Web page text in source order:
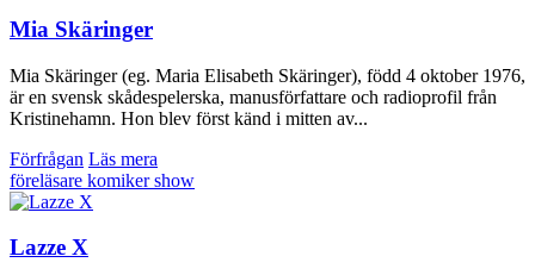
Mia Skäringer
Mia Skäringer (eg. Maria Elisabeth Skäringer), född 4 oktober 1976,
är en svensk skådespelerska, manusförfattare och radioprofil från
Kristinehamn. Hon blev först känd i mitten av...
Förfrågan Läs mera
föreläsare komikershow
Lazze X